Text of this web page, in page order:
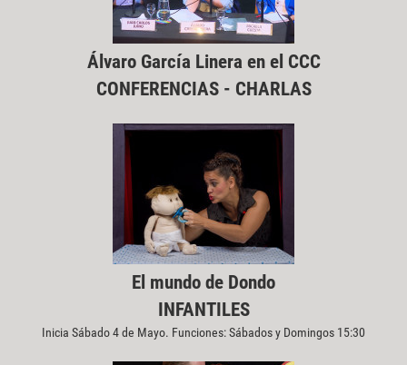
Álvaro García Linera en el CCC
CONFERENCIAS - CHARLAS
El mundo de Dondo
INFANTILES
Inicia Sábado 4 de Mayo. Funciones: Sábados y Domingos 15:30